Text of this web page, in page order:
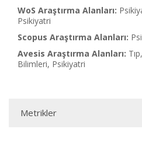
WoS Araştırma Alanları:
Psikiyatri
Scopus Araştırma Alanları:
Avesis Araştırma Alanları:
Bilimleri, Psikiyatri
Metrikler